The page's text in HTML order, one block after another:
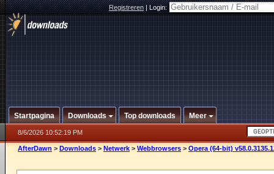
Registreren|Login:
Startpagina Downloads Top downloads Meer
8/6/2026 10:52:19 PM
AfterDawn > Downloads > Netwerk > Webbrowsers > Opera (64-bit)